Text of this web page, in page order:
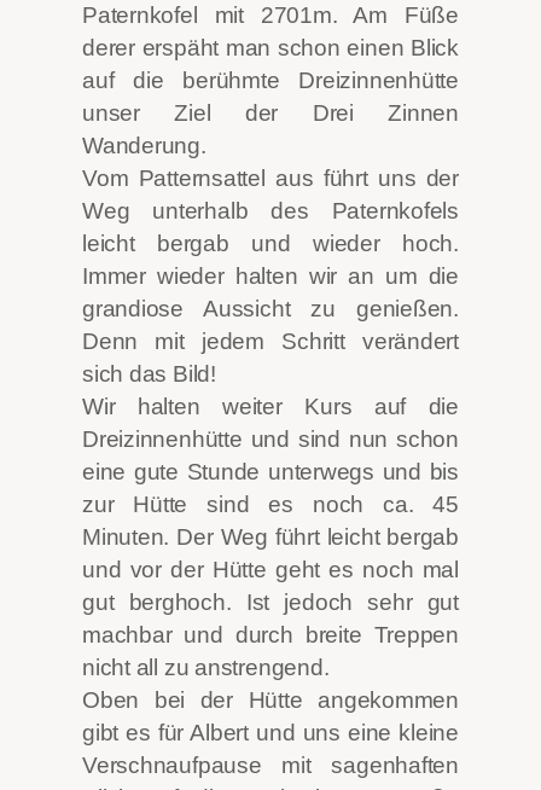
Paternkofel mit 2701m. Am Füße
derer erspäht man schon einen Blick
auf die berühmte Dreizinnenhütte
unser Ziel der Drei Zinnen
Wanderung.
Vom Patternsattel aus führt uns der
Weg unterhalb des Paternkofels
leicht bergab und wieder hoch.
Immer wieder halten wir an um die
grandiose Aussicht zu genießen.
Denn mit jedem Schritt verändert
sich das Bild!
Wir halten weiter Kurs auf die
Dreizinnenhütte und sind nun schon
eine gute Stunde unterwegs und bis
zur Hütte sind es noch ca. 45
Minuten. Der Weg führt leicht bergab
und vor der Hütte geht es noch mal
gut berghoch. Ist jedoch sehr gut
machbar und durch breite Treppen
nicht all zu anstrengend.
Oben bei der Hütte angekommen
gibt es für Albert und uns eine kleine
Verschnaufpause mit sagenhaften